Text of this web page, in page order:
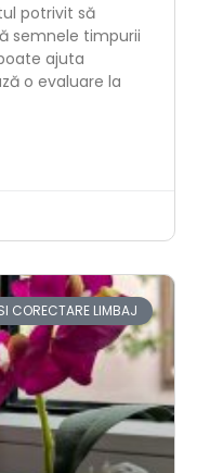
potrivit să
semnele timpurii
ajuta
o evaluare la
CORECTARE LIMBAJ